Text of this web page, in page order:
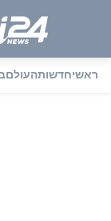
ראשיחדשותהעולם